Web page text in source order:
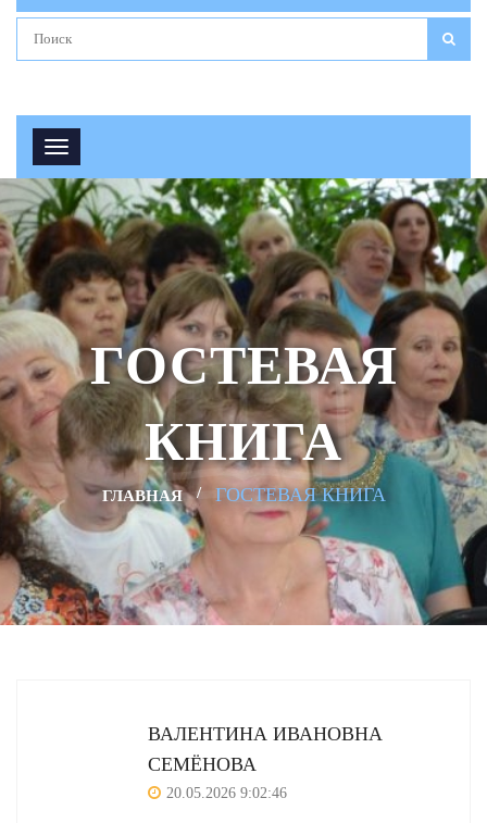
ГОСТЕВАЯ
КНИГА
ГЛАВНАЯ ГОСТЕВАЯ КНИГА
ВАЛЕНТИНА ИВАНОВНА
СЕМЁНОВА
20.05.2026 9:02:46